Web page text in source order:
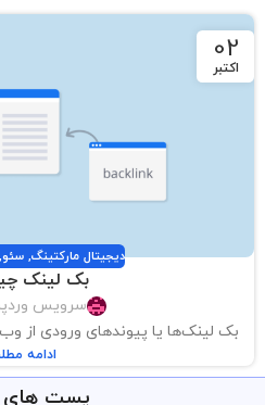
02
اکتبر
دیجیتال مارکتینگ, سئو,
بک لینک
سرویس
بک لینک‌ها یا پیوندهای ورودی از
ادامه
پست های